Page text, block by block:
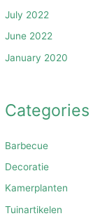
July 2022
June 2022
January 2020
Categories
Barbecue
Decoratie
Kamerplanten
Tuinartikelen